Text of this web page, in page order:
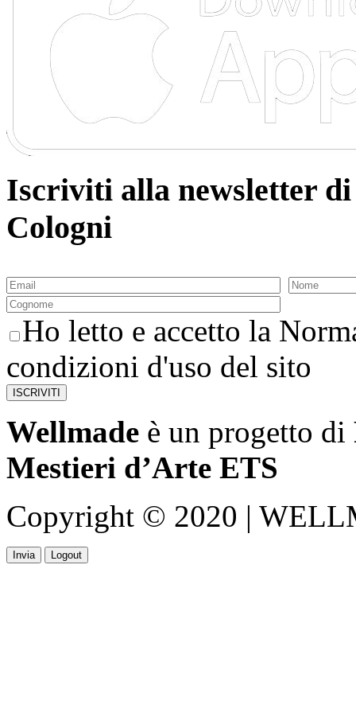
Iscriviti alla newsletter di
Cologni
Ho letto e accetto la
condizioni d'uso del sito
Wellmade è un progetto di
Mestieri d’Arte ETS
Copyright © 2020 |
Invia Logout